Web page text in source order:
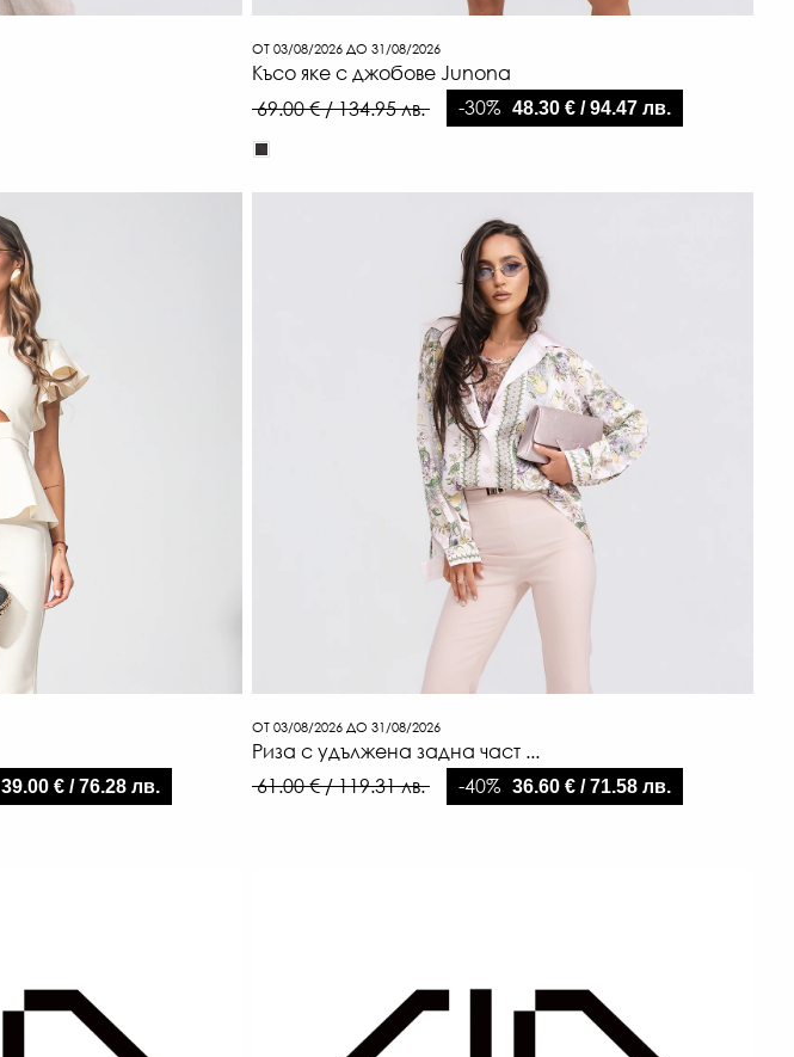
ОТ 03/08/2026 ДО 31/08/2026
Късо яке с джобове Junona
69.00 € / 134.95 лв.
-30% 48.30 € / 94.47 лв.
39.00 € / 76.28 лв.
ОТ 03/08/2026 ДО 31/08/2026
Риза с удължена задна част ...
61.00 € / 119.31 лв.
-40% 36.60 € / 71.58 лв.